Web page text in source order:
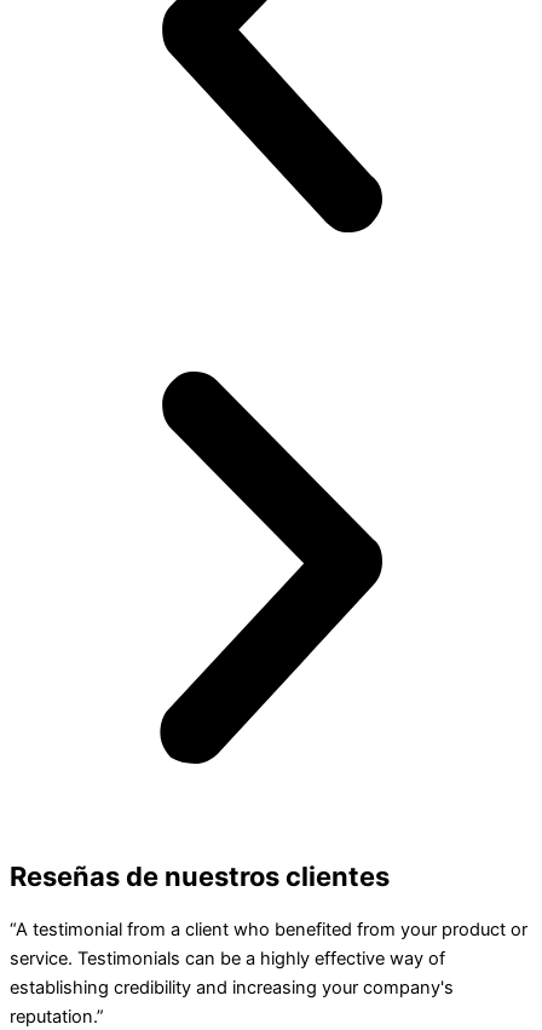
Reseñas de nuestros clientes
“A testimonial from a client who benefited from your product or
service. Testimonials can be a highly effective way of
establishing credibility and increasing your company's
reputation.”